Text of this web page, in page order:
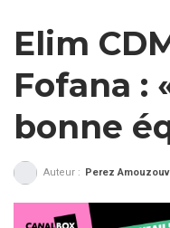
Elim
Fofana :
bonne
Auteur : Perez